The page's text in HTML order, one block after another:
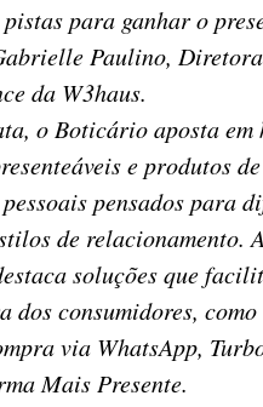
para ganhar o
Paulino,
da W3haus.
o Boticário aposta em
e produtos
pensados para
de relacionamento.
soluções que
dos consumidores,
via WhatsApp,
Mais Presente.